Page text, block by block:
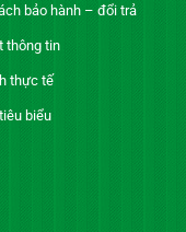
bảo hành – đổi trả
thông tin
thực tế
biểu